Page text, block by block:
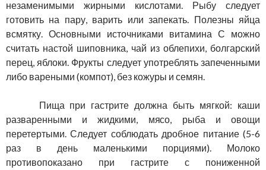
незаменимыми жирными кислотами. Рыбу следует
готовить на пару, варить или запекать. Полезны яйца
всмятку. Основными источниками витамина С можно
считать настой шиповника, чай из облепихи, болгарский
перец, яблоки. Фрукты следует употреблять запеченными
либо вареными (компот), без кожуры и семян.
Пища при гастрите должна быть мягкой: каши
разваренными и жидкими, мясо, рыба и овощи
перетертыми. Следует соблюдать дробное питание (5-6
раз в день маленькими порциями). Молоко
противопоказано при гастрите с пониженной